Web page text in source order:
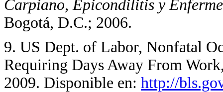
Carpiano, Epicondilitis y
Bogotá, D.C.; 2006.
9. US Dept. of Labor, Nonfatal
Requiring Days Away From
2009. Disponible en: http://